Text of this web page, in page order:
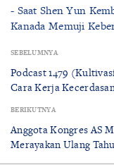
- Saat Shen Yun
Kanada Memuji
SEBELUMNYA
Podcast 1479
Cara Kerja
BERIKUTNYA
Anggota Kongres AS
Merayakan Ulang